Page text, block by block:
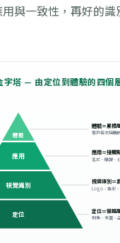
與一致性，再好的識
字塔 — 由定位到體驗的四個
體驗
應用
視覺識別
定位
體驗＝累積
客戶每次接觸
應用＝接觸
名片、簡報、
視覺識別＝
Logo、色彩
定位＝策略
對象、差異、